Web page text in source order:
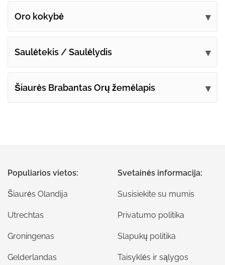
Oro kokybė
Saulėtekis / Saulėlydis
Šiaurės Brabantas Orų žemėlapis
Populiarios vietos:
Šiaurės Olandija
Utrechtas
Groningenas
Gelderlandas
Svetainės informacija:
Susisiekite su mumis
Privatumo politika
Slapukų politika
Taisyklės ir sąlygos